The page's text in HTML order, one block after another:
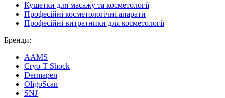
Кушетки для масажу та косметології
Професійні косметологічні апарати
Професійні витратники для косметології
Бренди:
AAMS
Cryo-T Shock
Dermapen
OligoScan
SNJ